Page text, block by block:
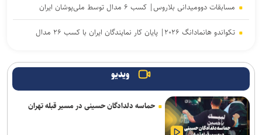
مسابقات دوومیدانی بلاروس| کسب ۶ مدال توسط ملی‌پوشان ایران
تکواندو هانمادانگ ۲۰۲۶| پایان کار نمایندگان ایران با کسب ۲۶ مدال
رسمی؛ عالیشاه به گل‌گهر پیوست
اعلام اسامی نامزدهای تایید صلاحیت شده ریاست فدراسیون بدنسازی و
پرورش اندام/ حضور عضو هیات مدیره پرسپولیس
ویدیو
حماسه دلدادگان حسینی در مسیر قبله تهران